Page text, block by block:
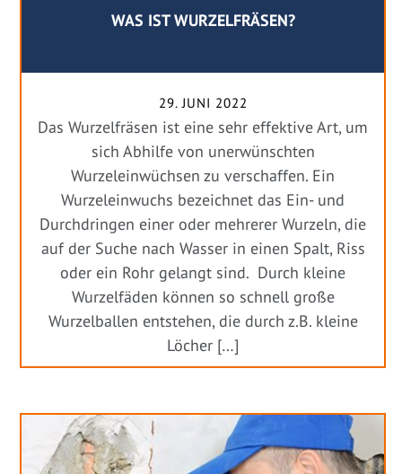
WAS IST WURZELFRÄSEN?
29. JUNI 2022
Das Wurzelfräsen ist eine sehr effektive Art, um
sich Abhilfe von unerwünschten
Wurzeleinwüchsen zu verschaffen. Ein
Wurzeleinwuchs bezeichnet das Ein- und
Durchdringen einer oder mehrerer Wurzeln, die
auf der Suche nach Wasser in einen Spalt, Riss
oder ein Rohr gelangt sind. Durch kleine
Wurzelfäden können so schnell große
Wurzelballen entstehen, die durch z.B. kleine
Löcher […]